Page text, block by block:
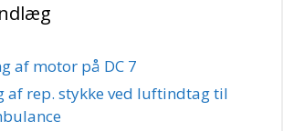
af motor på DC 7
af rep. stykke ved luftindtag til